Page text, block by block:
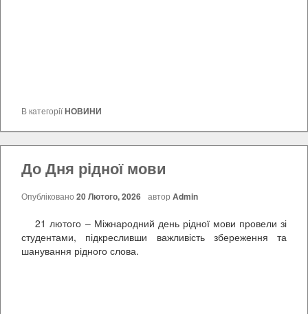
В категоріїНОВИНИ
До Дня рідної мови
Опубліковано 20 Лютого, 2026 автор Admin
21 лютого – Міжнародний день рідної мови провели зі
студентами, підкресливши важливість збереження та
шанування рідного слова.